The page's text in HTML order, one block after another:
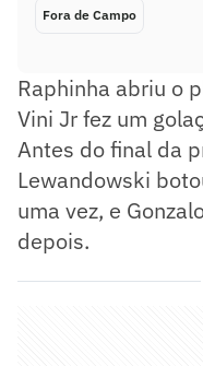
Fora de Campo
Raphinha abriu o
Vini Jr fez um
Antes do final da
Lewandowski
uma vez, e
depois.